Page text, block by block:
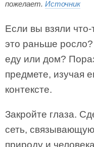
пожелает. Источник
Если вы взяли
это раньше росло?
еду или дом?
предмете, изучая
контексте.
Закройте глаза.
сеть,
природу и